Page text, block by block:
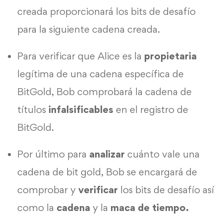
creada proporcionará los bits de desafío
para la siguiente cadena creada.
Para verificar que Alice es la propietaria
legítima de una cadena específica de
BitGold, Bob comprobará la cadena de
títulos infalsificables en el registro de
BitGold.
Por último para analizar cuánto vale una
cadena de bit gold, Bob se encargará de
comprobar y verificar los bits de desafío así
como la cadena y la maca de tiempo.